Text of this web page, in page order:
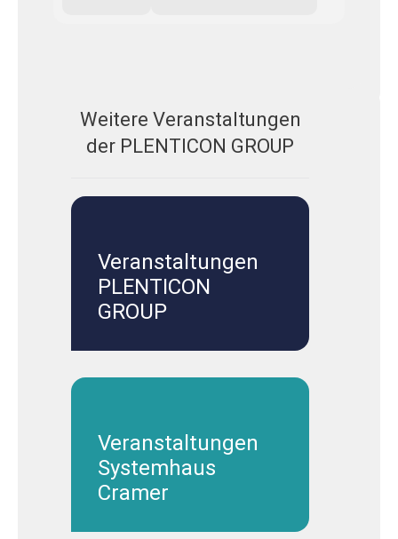
Weitere Veranstaltungen
der PLENTICON GROUP
Veranstaltungen
PLENTICON
GROUP
Veranstaltungen
Systemhaus
Cramer